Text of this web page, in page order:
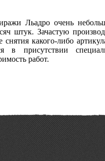
Льадро очень
штук. Зачастую
какого-либо
в присутствии
работ.